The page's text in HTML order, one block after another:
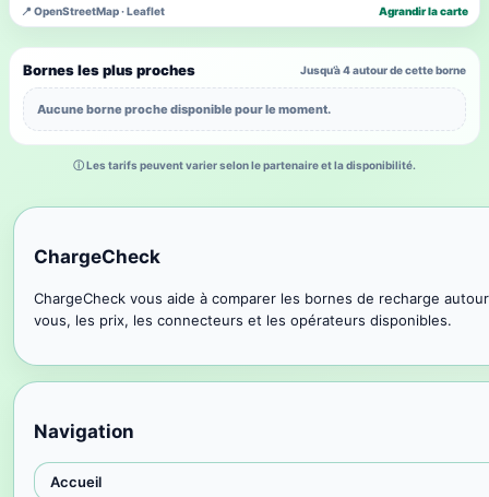
📍 OpenStreetMap · Leaflet Agrandir la carte
Bornes les plus proches Jusqu’à 4 autour de cette borne
Aucune borne proche disponible pour le moment.
ⓘ Les tarifs peuvent varier selon le partenaire et la disponibilité.
ChargeCheck
ChargeCheck vous aide à comparer les bornes de recharge
vous, les prix, les connecteurs et les opérateurs disponibles.
Navigation
Accueil